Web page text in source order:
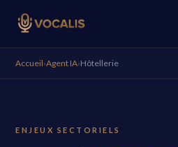
Accueil›Agent IA›Hôtellerie
ENJEUX SECTORIELS